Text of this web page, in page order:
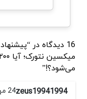
می‌شود؟!”
zeus1994199424 مهر 1402 - 23:35